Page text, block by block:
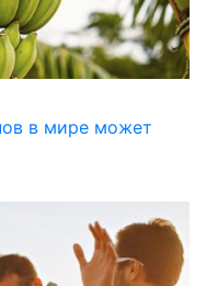
в мире может